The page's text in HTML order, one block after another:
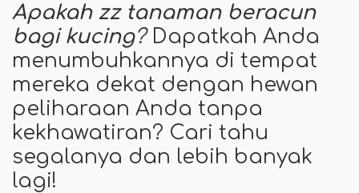
Apakah zz tanaman beracun
bagi kucing?Dapatkah Anda
menumbuhkannya di tempat
mereka dekat dengan hewan
peliharaan Anda tanpa
kekhawatiran? Cari tahu
segalanya dan lebih banyak
lagi!